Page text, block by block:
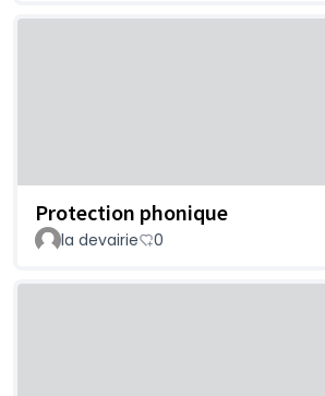
Protection phonique
la devairie
0